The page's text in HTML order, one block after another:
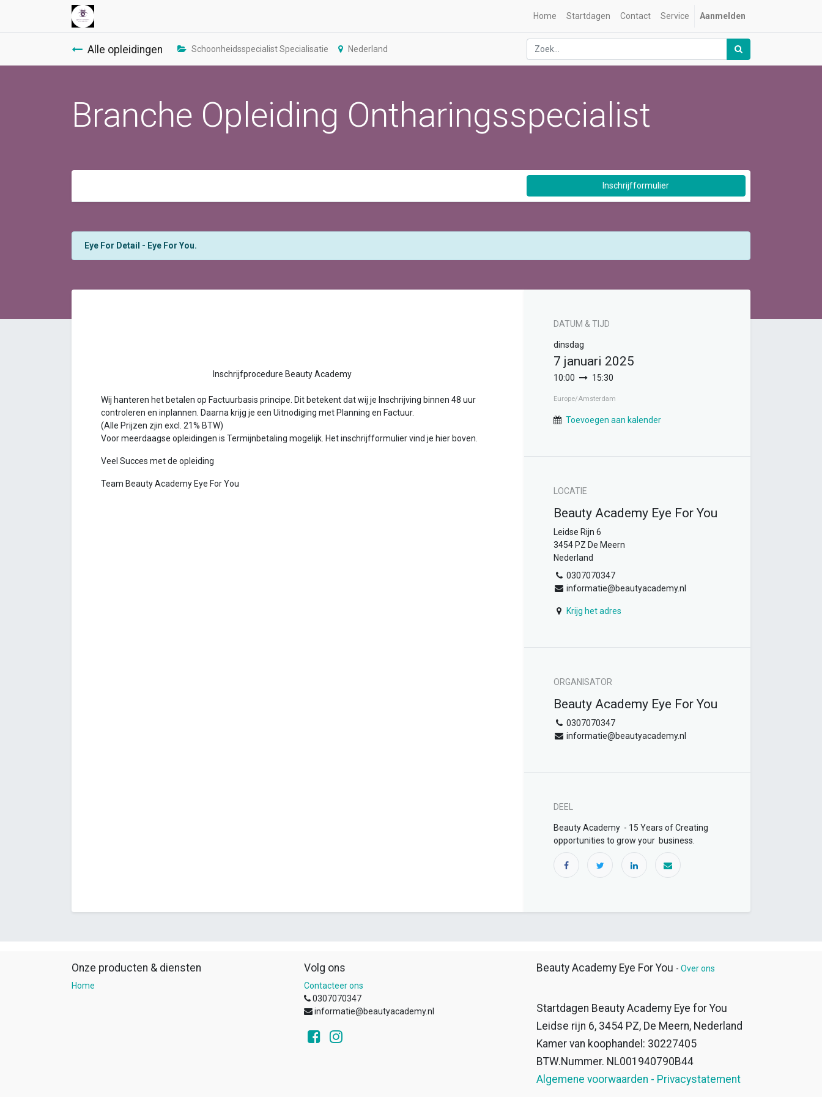
Home Startdagen Contact Service Aanmelden
Alle opleidingen Schoonheidsspecialist Specialisatie Nederland
Branche Opleiding Ontharingsspecialist
Inschrijfformulier
Eye For Detail - Eye For You.
Inschrijfprocedure Beauty Academy
Wij hanteren het betalen op Factuurbasis principe. Dit betekent dat wij je Inschrijving binnen 48 uur
controleren en inplannen. Daarna krijg je een Uitnodiging met Planning en Factuur.
(Alle Prijzen zjin excl. 21% BTW)
Voor meerdaagse opleidingen is Termijnbetaling mogelijk. Het inschrijfformulier vind je hier boven.
Veel Succes met de opleiding
Team Beauty Academy Eye For You
DATUM & TIJD
dinsdag
7 januari 2025
10:00 15:30
Europe/Amsterdam
Toevoegen aan kalender
LOCATIE
Beauty Academy Eye For You
Leidse Rijn 6
3454 PZ De Meern
Nederland
0307070347
informatie@beautyacademy.nl
Krijg het adres
ORGANISATOR
Beauty Academy Eye For You
0307070347
informatie@beautyacademy.nl
DEEL
Beauty Academy - 15 Years of Creating
opportunities to grow your business.
Onze producten & diensten
Home
Volg ons
Contacteer ons
0307070347
informatie@beautyacademy.nl
Beauty Academy Eye For You - Over ons
Startdagen Beauty Academy Eye for You
Leidse rijn 6, 3454 PZ, De Meern, Nederland
Kamer van koophandel: 30227405
BTW.Nummer. NL001940790B44
Algemene voorwaarden - Privacystatement